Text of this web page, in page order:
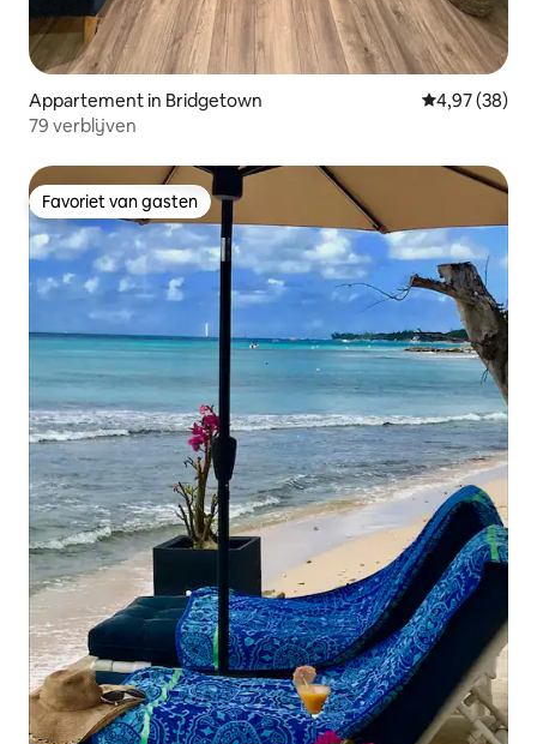
Appartement in Bridgetown Gemiddelde
4,97 (38)
79 verblijven
Favoriet van gasten
Favoriet van gasten